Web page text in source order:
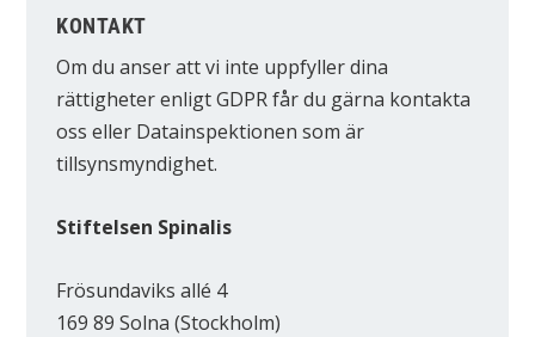
KONTAKT
Om du anser att vi inte uppfyller dina
rättigheter enligt GDPR får du gärna kontakta
oss eller Datainspektionen som är
tillsynsmyndighet.
Stiftelsen Spinalis
Frösundaviks allé 4
169 89 Solna (Stockholm)